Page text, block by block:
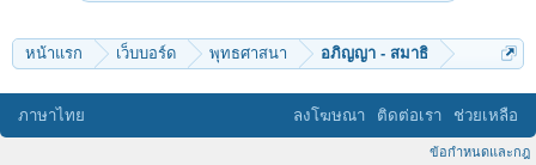
หน้าแรก เว็บบอร์ด พุทธศาสนา อภิญญา - สมาธิ
ภาษาไทย ลงโฆษณา ติดต่อเรา ช่วยเหลือ
ข้อกำหนดและกฎ